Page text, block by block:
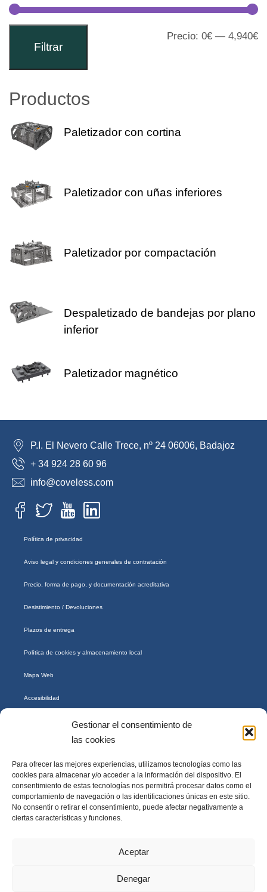
Gestionar el consentimiento de
las cookies
Para ofrecer las mejores experiencias, utilizamos tecnologías como las
cookies para almacenar y/o acceder a la información del dispositivo. El
consentimiento de estas tecnologías nos permitirá procesar datos como el
comportamiento de navegación o las identificaciones únicas en este sitio.
No consentir o retirar el consentimiento, puede afectar negativamente a
ciertas características y funciones.
Aceptar
Denegar
Filtrar
Precio: 0€ — 4,940€
Productos
Paletizador con cortina
Paletizador con uñas inferiores
Paletizador por compactación
Despaletizado de bandejas por plano
inferior
Paletizador magnético
P.I. El Nevero Calle Trece, nº 24 06006, Badajoz
+ 34 924 28 60 96
info@coveless.com
Política de privacidad
Aviso legal y condiciones generales de contratación
Precio, forma de pago, y documentación acreditativa
Desistimiento / Devoluciones
Plazos de entrega
Política de cookies y almacenamiento local
Mapa Web
Accesibilidad
«Financiado por la Unión Europea – NextGenerationEU. Sin embargo, los puntos de
vista y las opiniones expresadas son únicamente los del autor o autores y no reflejan
necesariamente los de la Unión Europea o la Comisión Europea. Ni la Unión Europea ni